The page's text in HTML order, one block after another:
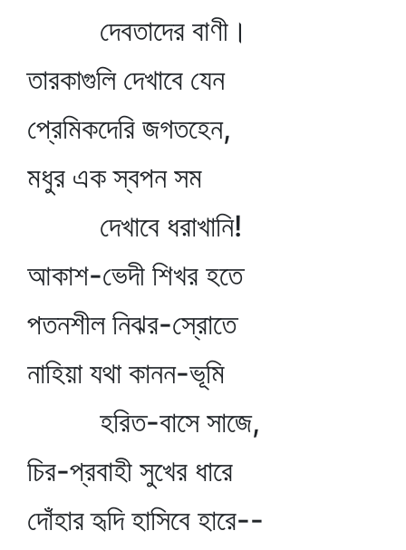
দেবতাদের বাণী।
তারকাগুলি দেখাবে যেন
প্রেমিকদেরি জগতহেন,
মধুর এক স্বপন সম
দেখাবে ধরাখানি!
আকাশ-ভেদী শিখর হতে
পতনশীল নিঝর-স্রোতে
নাহিয়া যথা কানন-ভূমি
হরিত-বাসে সাজে,
চির-প্রবাহী সুখের ধারে
দোঁহার হৃদি হাসিবে হারে--